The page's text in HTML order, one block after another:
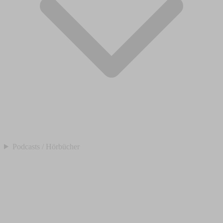
Podcasts / Hörbücher